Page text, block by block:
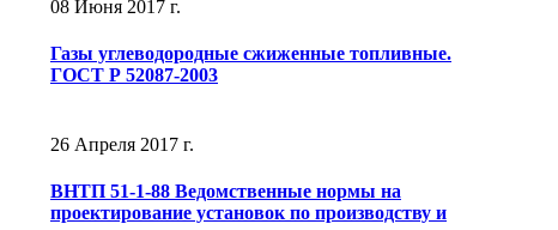
08 Июня 2017 г.
Газы углеводородные сжиженные топливные.
ГОСТ Р 52087-2003
26 Апреля 2017 г.
ВНТП 51-1-88 Ведомственные нормы на
проектирование установок по производству и